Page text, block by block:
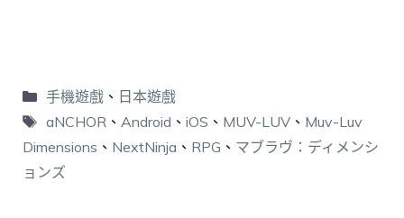
手機遊戲、 日本遊戲
aNCHOR、 Android 、 iOS 、 MUV-LUV、 Muv-Luv
Dimensions 、 NextNinja 、 RPG 、 マブラヴ：ディメンシ
ョンズ